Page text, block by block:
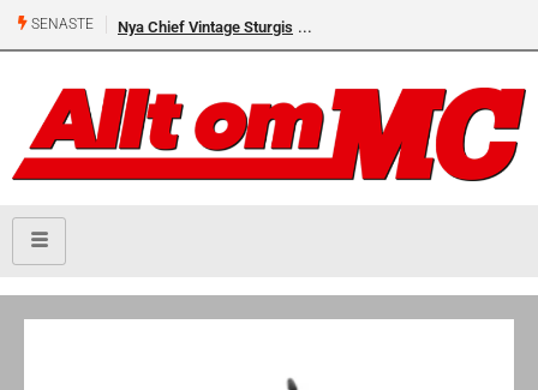
SENASTE Nya Chief Vintage Sturgis